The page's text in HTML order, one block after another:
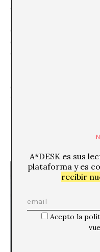
de que la
la muerta y resucitar en
(Mexico), los cuatro
de la fiesta cantando y
de glamour lo-fi que
naturaleza. Celebración,
inconformidad de las
oaxaqueñas que
territorio como un
los recursos naturales,
A*DESK es sus
plataforma y es
recibir
Acepto la